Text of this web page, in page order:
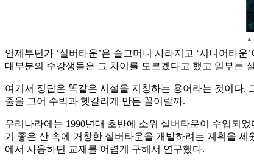
▲
언제부턴가 ‘실버타운’은 슬그머니 사라지고 ‘시니어타
대부분의 수강생들은 그 차이를 모르겠다고 했고 일부는
여기서 정답은 똑같은 시설을 지칭하는 용어라는 것이다.
줄을 그어 수박과 헷갈리게 만든 꼴이랄까.
우리나라에는 1990년대 초반에 소위 실버타운이 수입되
기 좋은 산 속에 거창한 실버타운을 개발하려는 계획을
에서 사용하던 교재를 어렵게 구해서 연구했다.